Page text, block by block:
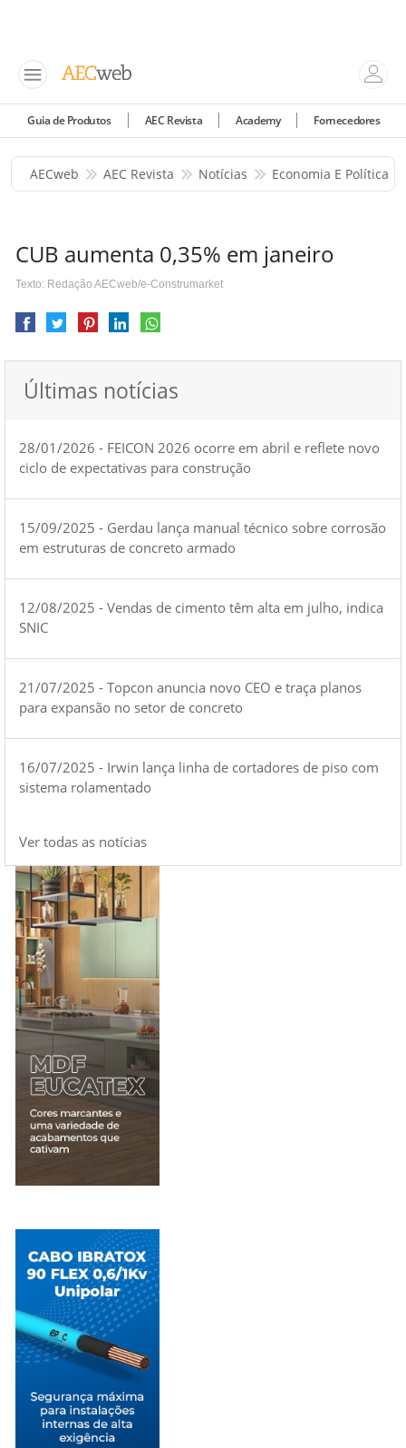
Guia de Produtos AEC Revista Academy Fornecedores
AECweb AEC Revista Notícias Economia E Política
CUB aumenta 0,35% em janeiro
Texto: Redação AECweb/e-Construmarket
Últimas notícias
28/01/2026 - FEICON 2026 ocorre em abril e reflete novo
ciclo de expectativas para construção
15/09/2025 - Gerdau lança manual técnico sobre corrosão
em estruturas de concreto armado
12/08/2025 - Vendas de cimento têm alta em julho, indica
SNIC
21/07/2025 - Topcon anuncia novo CEO e traça planos
para expansão no setor de concreto
16/07/2025 - Irwin lança linha de cortadores de piso com
sistema rolamentado
Ver todas as notícias